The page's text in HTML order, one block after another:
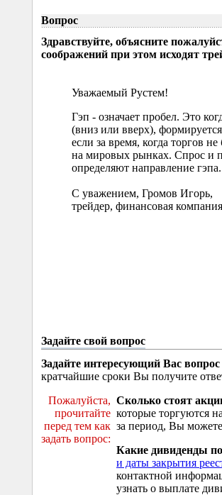
Вопрос
Здравствуйте, объясните
соображений при этом исходят
Уважаемый Рустем!
Гэп - означает пробел. Это
(вниз или вверх),
если за время, когда торгов
на мировых рынках. Спрос и
определяют направление гэпа.
С уважением, Громов Игорь,
трейдер, финансовая
Задайте свой вопрос
Задайте интересующий Вас вопрос
кратчайшие сроки Вы получите
Пожалуйста,
прочитайте
перед тем как
задать вопрос:
Сколько стоят
которые торгуются
за период, Вы
Какие дивиденды
и даты закрытия
контактной
узнать о выплате